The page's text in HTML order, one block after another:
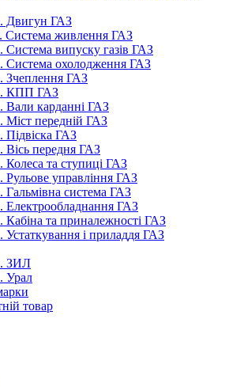
Двигун ГАЗ
Система живлення ГАЗ
Система випуску газів ГАЗ
Система охолодження ГАЗ
Зчеплення ГАЗ
КПП ГАЗ
Вали карданні ГАЗ
Міст передній ГАЗ
Підвіска ГАЗ
Вісь передня ГАЗ
Колеса та ступиці ГАЗ
Рульове управління ГАЗ
Гальмівна система ГАЗ
Електрообладнання ГАЗ
Кабіна та приналежності ГАЗ
Устаткування і приладдя ГАЗ
ЗИЛ
Урал
товар